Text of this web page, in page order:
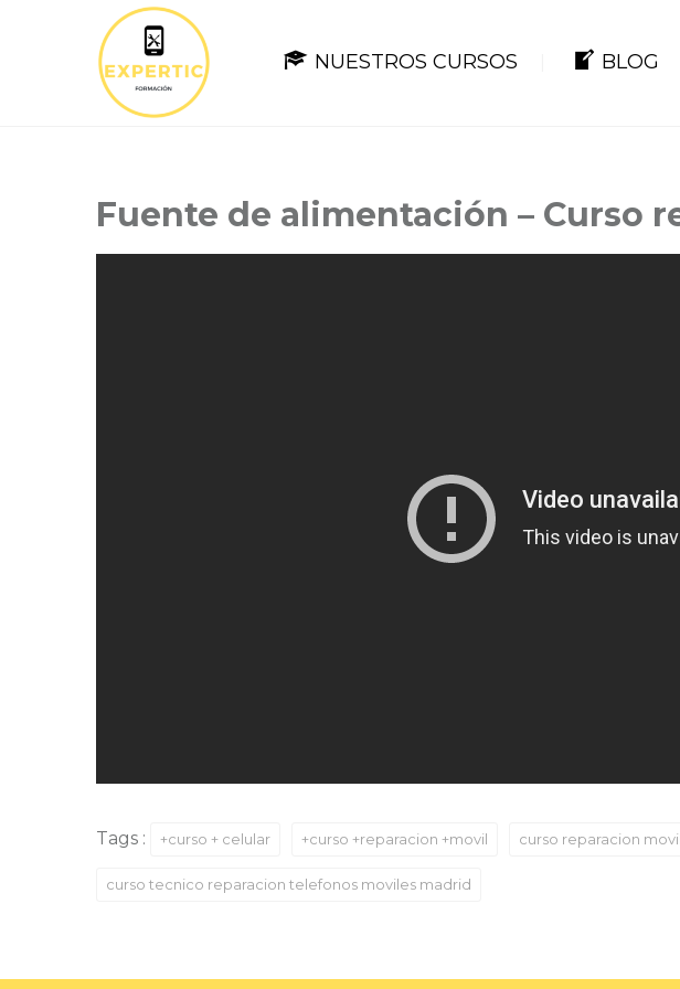
NUESTROS CURSOS BLOG
Fuente de alimentación – Curso
Tags : +curso + celular +curso +reparacion +movil curso reparacion
curso tecnico reparacion telefonos moviles madrid